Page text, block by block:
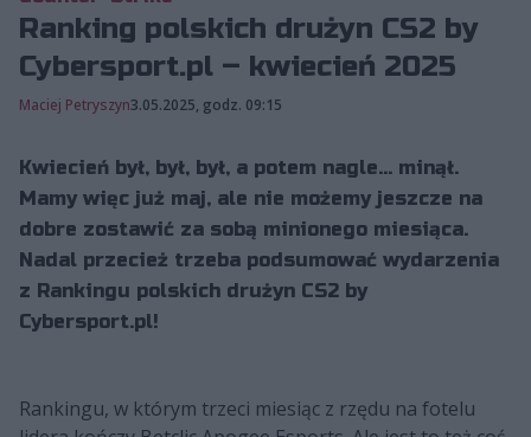
Ranking polskich drużyn CS2 by
Cybersport.pl – kwiecień 2025
Maciej Petryszyn3.05.2025, godz. 09:15
Kwiecień był, był, był, a potem nagle... minął.
Mamy więc już maj, ale nie możemy jeszcze na
dobre zostawić za sobą minionego miesiąca.
Nadal przecież trzeba podsumować wydarzenia
z Rankingu polskich drużyn CS2 by
Cybersport.pl!
Rankingu, w którym trzeci miesiąc z rzędu na fotelu